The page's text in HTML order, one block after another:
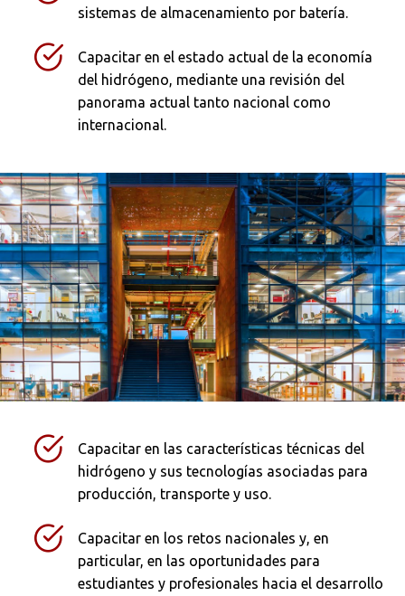
sistemas de almacenamiento por batería.
Capacitar en el estado actual de la economía
del hidrógeno, mediante una revisión del
panorama actual tanto nacional como
internacional.
Capacitar en las características técnicas del
hidrógeno y sus tecnologías asociadas para
producción, transporte y uso.
Capacitar en los retos nacionales y, en
particular, en las oportunidades para
estudiantes y profesionales hacia el desarrollo